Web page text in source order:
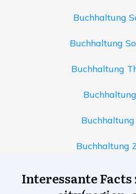
Buchhaltung
Buchhaltung
Buchhaltung
Buchhaltung
Interessante